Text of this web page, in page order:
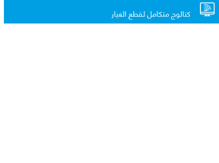
كتالوج متكامل لقطع الغيار